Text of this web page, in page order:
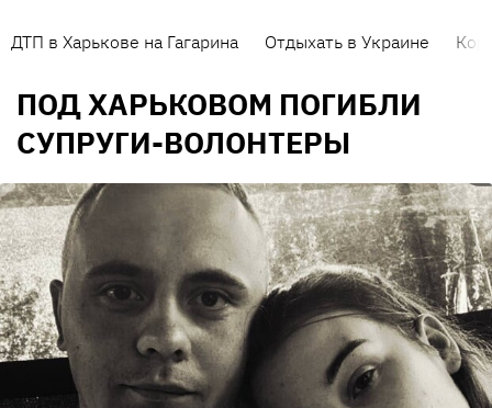
ДТП в Харькове на Гагарина Отдыхать в Украине
ПОД ХАРЬКОВОМ ПОГИБЛИ
СУПРУГИ-ВОЛОНТЕРЫ